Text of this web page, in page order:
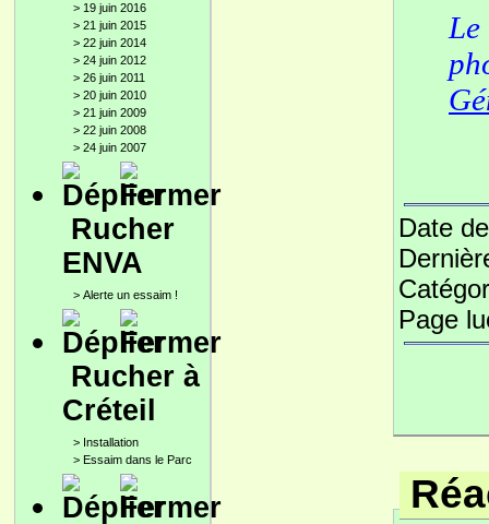
> 19 juin 2016
> 21 juin 2015
> 22 juin 2014
> 24 juin 2012
> 26 juin 2011
> 20 juin 2010
> 21 juin 2009
> 22 juin 2008
> 24 juin 2007
Rucher
ENVA
> Alerte un essaim !
Rucher à
Créteil
> Installation
> Essaim dans le Parc
Date
Page